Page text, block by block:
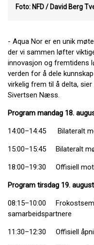
Foto: NFD / David Berg
- Aqua Nor er en unik
der vi sammen løfter
innovasjon og fremtidens
verden for å dele
virkelig frem til å delta,
Sivertsen Næss.
Program mandag 18.
14:00–14:45 Bilateralt
15:00–15:45 Bilateralt
18:00–19:30 Offisiell
Program tirsdag 19. august
08:15–10:00
samarbeidspartnere
11:30–12:30 Offisiell